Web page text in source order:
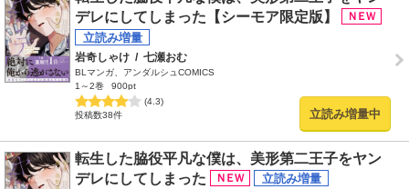
デレにしてしまった【シーモア限定版】
岩奇しゃけ / 七瀬おむ
BLマンガ、アンダルシュCOMICS
1～2巻
900pt
(4.3)
投稿数38件
立読み増量中
転生した脇役平凡な僕は、美形第二王子をヤン
デレにしてしまった